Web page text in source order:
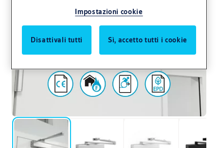
Impostazioni cookie
Disattivali tutti Sì, accetto tutti i cookie